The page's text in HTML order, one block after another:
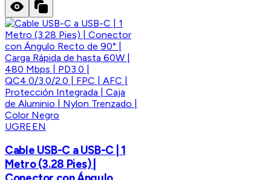
UGREEN
Cable USB-C a USB-C | 1
Metro (3.28 Pies) |